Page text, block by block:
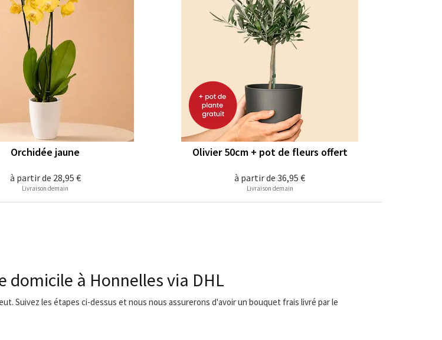
à partir de 28,95 €
Orchidée jaune
Livraison demain
à partir de 36,95 €
Olivier 50cm + pot de fleurs offert
Livraison demain
domicile à Honnelles via DHL
Suivez les étapes ci-dessus et nous nous assurerons d'avoir un bouquet frais livré par le